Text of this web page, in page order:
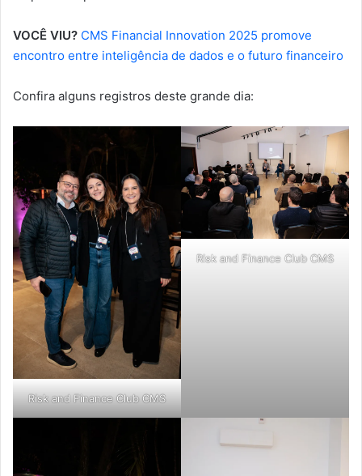
VOCÊ VIU? CMS Financial Innovation 2025 promove
encontro entre inteligência de dados e o futuro financeiro
Confira alguns registros deste grande dia:
Risk and Finance Club CMS
Risk and Finance Club CMS